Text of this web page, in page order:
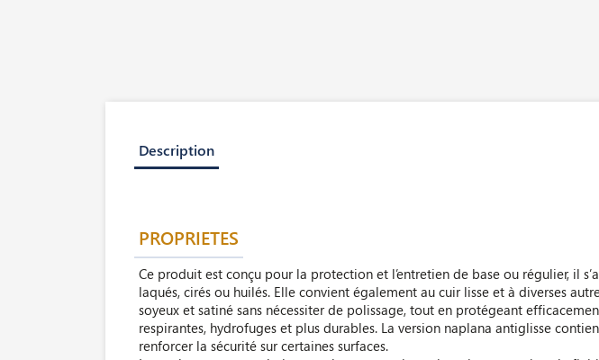
Description
PROPRIETES
Ce produit est conçu pour la protection et l’entretien de base ou régulier, il
laqués, cirés ou huilés. Elle convient également au cuir lisse et à diverses
soyeux et satiné sans nécessiter de polissage, tout en protégeant
respirantes, hydrofuges et plus durables. La version naplana antiglisse
renforcer la sécurité sur certaines surfaces.